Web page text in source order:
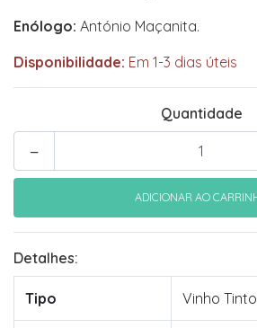
Enólogo: António Maçanita.
Disponibilidade: Em 1-3 dias úteis
Quantidade
-
Detalhes:
Tipo Vinho Tinto